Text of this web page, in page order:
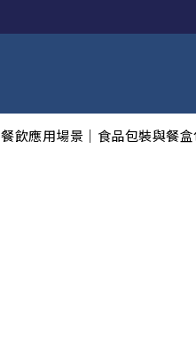
餐飲應用場景｜食品包裝與餐